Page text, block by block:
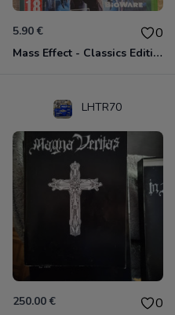
5.90 € 0
Mass Effect - Classics Edition Xbox 360
LHTR70
250.00 € 0